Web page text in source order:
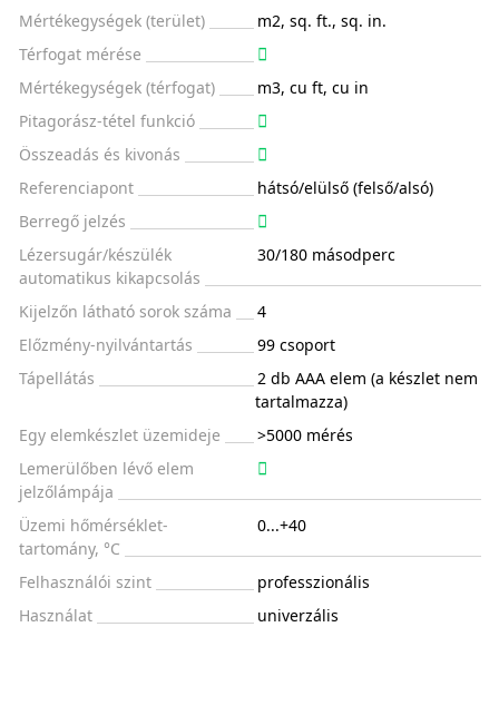
Mértékegységek (terület)
m2, sq. ft., sq. in.
Térfogat mérése
Mértékegységek (térfogat)
m3, cu ft, cu in
Pitagorász-tétel funkció
Összeadás és kivonás
Referenciapont
hátsó/elülső (felső/alsó)
Berregő jelzés
Lézersugár/készülék
automatikus kikapcsolás
30/180 másodperc
Kijelzőn látható sorok száma
4
Előzmény-nyilvántartás
99 csoport
Tápellátás
2 db AAA elem (a készlet nem
tartalmazza)
Egy elemkészlet üzemideje
>5000 mérés
Lemerülőben lévő elem
jelzőlámpája
Üzemi hőmérséklet-
tartomány, °C
0...+40
Felhasználói szint
professzionális
Használat
univerzális